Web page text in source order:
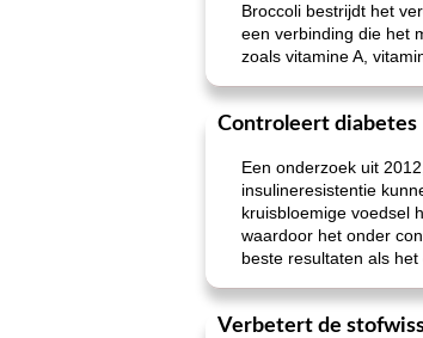
Broccoli bestrijdt het
een verbinding die het
zoals vitamine A,
Controleert diabetes
Een onderzoek uit
insulineresistentie
kruisbloemige voedsel
waardoor het onder
beste resultaten als
Verbetert de